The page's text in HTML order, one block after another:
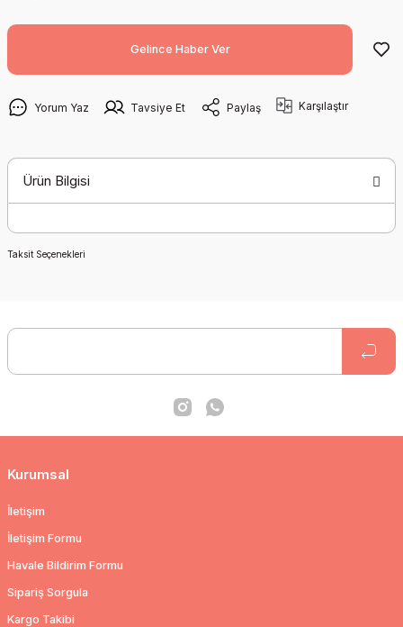
Gelince Haber Ver
Yorum Yaz Tavsiye Et Paylaş Karşılaştır
Ürün Bilgisi
Taksit Seçenekleri
Kurumsal
İletişim
İletişim Formu
Havale Bildirim Formu
Sipariş Sorgula
Kargo Takibi